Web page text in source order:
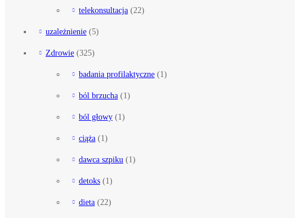
telekonsultacja (22)
uzależnienie (5)
Zdrowie (325)
badania profilaktyczne (1)
ból brzucha (1)
ból głowy (1)
ciąża (1)
dawca szpiku (1)
detoks (1)
dieta (22)